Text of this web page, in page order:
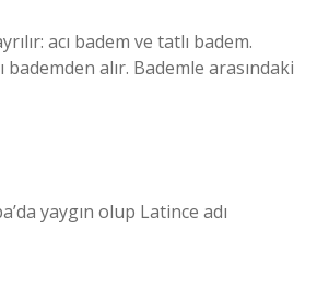
acı badem ve tatlı badem.
bademden alır. Bademle arasındaki
yaygın olup Latince adı